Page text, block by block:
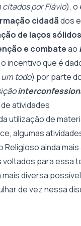
citados por Flávio), o
cidadãdos
de laços
e combateao
incentivo que é
todo) por parte
atividades
utilização de
algumas
Religioso ainda
voltados para essa
diversa
de vez nessa